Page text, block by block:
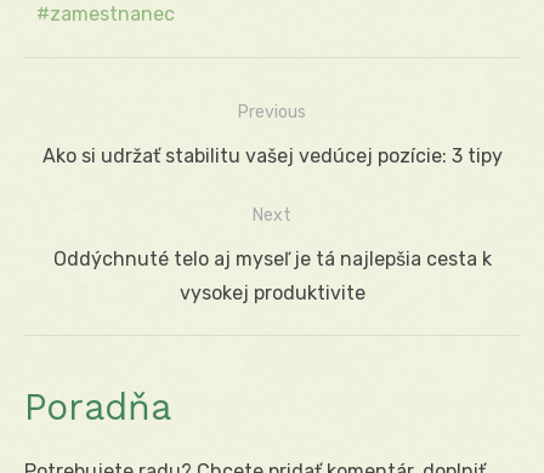
zamestnanec
Navigácia
Previous
Previous
Ako si udržať stabilitu vašej vedúcej pozície: 3 tipy
Next
Next
Oddýchnuté telo aj myseľ je tá najlepšia cesta k
vysokej produktivite
Poradňa